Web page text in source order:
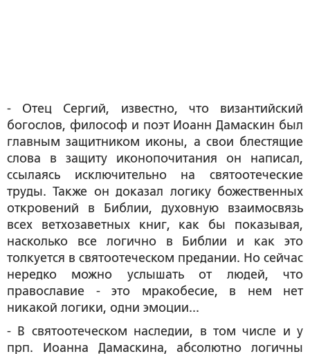
- Отец Сергий, известно, что византийский
богослов, философ и поэт Иоанн Дамаскин был
главным защитником иконы, а свои блестящие
слова в защиту иконопочитания он написал,
ссылаясь исключительно на святоотеческие
труды. Также он доказал логику божественных
откровений в Библии, духовную взаимосвязь
всех ветхозаветных книг, как бы показывая,
насколько все логично в Библии и как это
толкуется в святоотеческом предании. Но сейчас
нередко можно услышать от людей, что
православие - это мракобесие, в нем нет
никакой логики, одни эмоции...
- В святоотеческом наследии, в том числе и у
прп. Иоанна Дамаскина, абсолютно логичны